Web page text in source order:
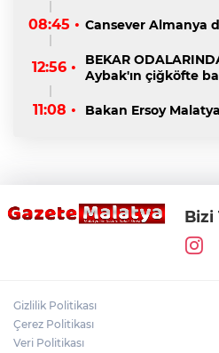
08:45 • Cansever Almanya
12:56 •
BEKAR
Aybak'ın çiğköfte
11:08 • Bakan Ersoy
Bizi
Gizlilik Politikası
Çerez Politikası
Veri Politikası